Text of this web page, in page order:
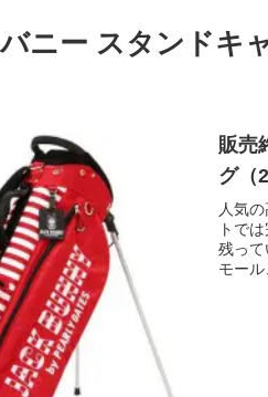
ニー スタンドキ
販売
グ（
人気
トで
残っ
モー